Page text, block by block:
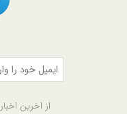
از اخرین